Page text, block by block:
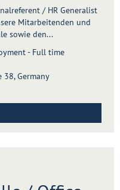
/ HR Generalist
Mitarbeitenden und
sowie den...
- Full time
38, Germany